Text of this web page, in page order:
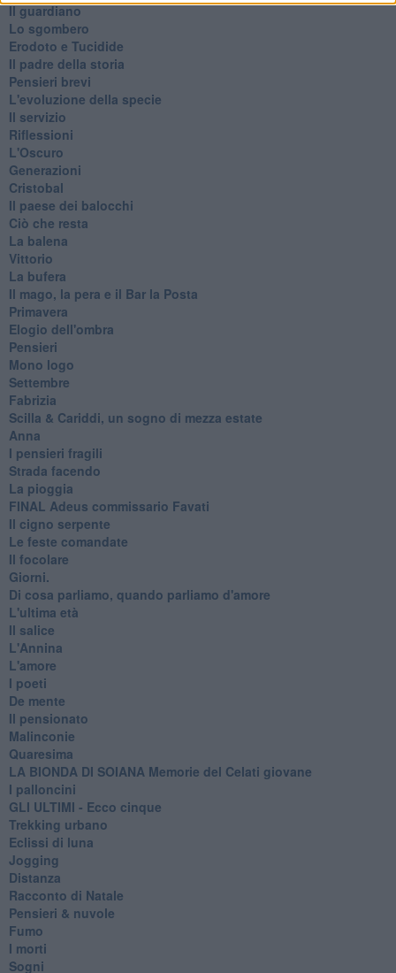
Il guardiano
Lo sgombero
Erodoto e Tucidide
Il padre della storia
Pensieri brevi
L'evoluzione della specie
Il servizio
Riflessioni
L'Oscuro
Generazioni
Cristobal
Il paese dei balocchi
Ciò che resta
La balena
Vittorio
La bufera
Il mago, la pera e il Bar la Posta
Primavera
Elogio dell'ombra
Pensieri
Mono logo
Settembre
Fabrizia
​Scilla & Cariddi, un sogno di mezza estate
Anna
I pensieri fragili
Strada facendo
La pioggia
FINAL Adeus commissario Favati
Il cigno serpente
Le feste comandate
Il focolare
Giorni.
Di cosa parliamo, quando parliamo d'amore
L'ultima età
Il salice
L'Annina
L'amore
I poeti
De mente
Il pensionato
Malinconie
Quaresima
LA BIONDA DI SOIANA Memorie del Celati giovane
I palloncini
GLI ULTIMI - Ecco cinque
Trekking urbano
Eclissi di luna
Jogging
Distanza
Racconto di Natale
Pensieri & nuvole
Fumo
I morti
Sogni